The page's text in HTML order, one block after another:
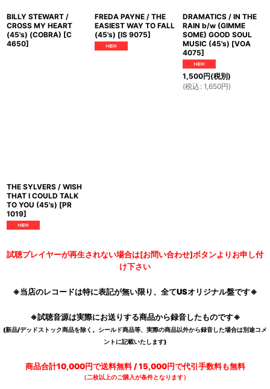
BILLY STEWART /
CROSS MY HEART
(45's) (COBRA) [C
4650]
FREDA PAYNE / THE
EASIEST WAY TO FALL
(45's) [IS 9075]
DRAMATICS / IN THE
RAIN b/w (GIMME
SOME) GOOD SOUL
MUSIC (45's) [VOA
4075]
1,500円(税別)
(税込 : 1,650円)
THE SYLVERS / WISH
THAT I COULD TALK
TO YOU (45's) [PR
1019]
試聴プレイヤーが再生されない場合は[お問い合わせ]ボタンよりお申し付
け下さい
※当店のレコードは特に表記が無い限り、全てUSオリジナル盤です※
※試聴音源は実際にお送りする商品から録音したものです※
(新品/デッドストック商品を除く。シールド商品等、実際の商品以外から録音した場合は別途コメ
ントに記載いたします)
商品合計10,000円で送料無料 / 15,000円で代引手数料も無料
（二枚以上のご購入が条件となります）